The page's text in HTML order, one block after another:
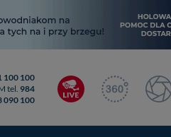
100 100
tel. 984
090 100